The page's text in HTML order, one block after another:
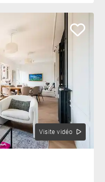
Visite vidéo